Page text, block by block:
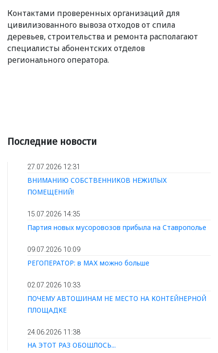
Контактами проверенных организаций для
цивилизованного вывоза отходов от спила
деревьев, строительства и ремонта располагают
специалисты абонентских отделов
регионального оператора.
Последние новости
27.07.2026 12:31
ВНИМАНИЮ СОБСТВЕННИКОВ НЕЖИЛЫХ
ПОМЕЩЕНИЙ!
15.07.2026 14:35
Партия новых мусоровозов прибыла на Ставрополье
09.07.2026 10:09
РЕГОПЕРАТОР: в МАХ можно больше
02.07.2026 10:33
ПОЧЕМУ АВТОШИНАМ НЕ МЕСТО НА КОНТЕЙНЕРНОЙ
ПЛОЩАДКЕ
24.06.2026 11:38
НА ЭТОТ РАЗ ОБОШЛОСЬ...